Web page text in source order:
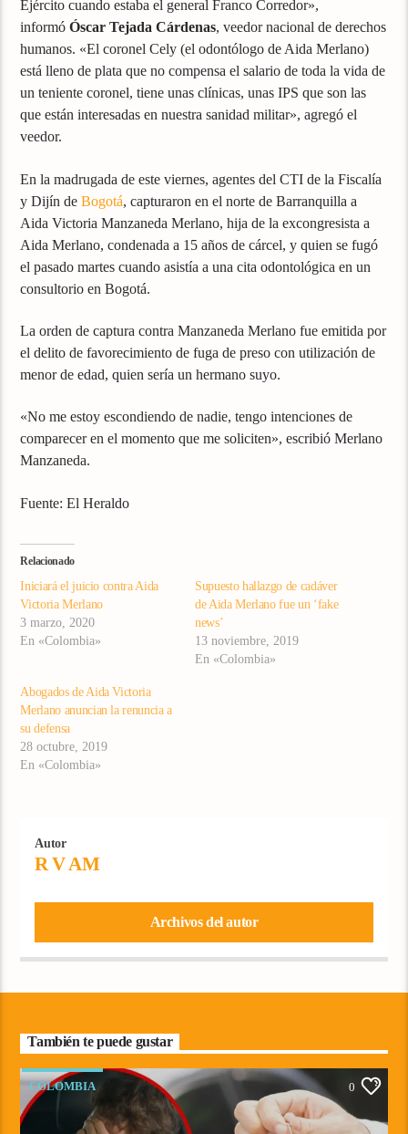
Ejército cuando estaba el general Franco Corredor»,
informóÓscar Tejada Cárdenas, veedor nacional de derechos
humanos. «El coronel Cely (el odontólogo de Aida Merlano)
está lleno de plata que no compensa el salario de toda la vida de
un teniente coronel, tiene unas clínicas, unas IPS que son las
que están interesadas en nuestra sanidad militar», agregó el
veedor.
En la madrugada de este viernes, agentes del CTI de la Fiscalía
y Dijín deBogotá, capturaron en el norte de Barranquilla a
Aida Victoria Manzaneda Merlano, hija de la excongresista a
Aida Merlano, condenada a 15 años de cárcel, y quien se fugó
el pasado martes cuando asistía a una cita odontológica en un
consultorio en Bogotá.
La orden de captura contra Manzaneda Merlano fue emitida por
el delito de favorecimiento de fuga de preso con utilización de
menor de edad, quien sería un hermano suyo.
«No me estoy escondiendo de nadie, tengo intenciones de
comparecer en el momento que me soliciten», escribió Merlano
Manzaneda.
Fuente: El Heraldo
Relacionado
Iniciará el juicio contra Aida
Victoria Merlano
3 marzo, 2020
En «Colombia»
Supuesto hallazgo de cadáver
de Aida Merlano fue un ‘fake
news’
13 noviembre, 2019
En «Colombia»
Abogados de Aida Victoria
Merlano anuncian la renuncia a
su defensa
28 octubre, 2019
En «Colombia»
Autor
R V AM
Archivos del autor
También te puede gustar
COLOMBIA 0